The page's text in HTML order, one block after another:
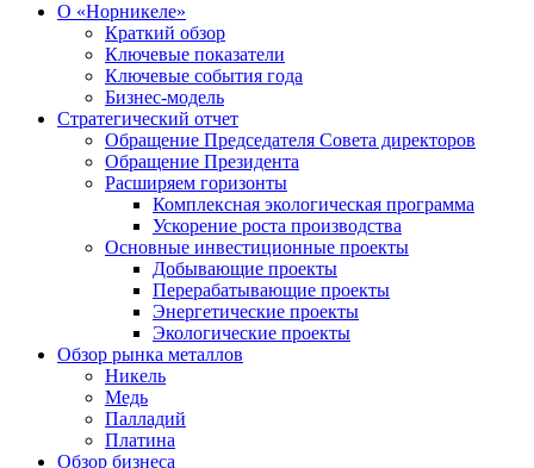
О «Норникеле»
Краткий обзор
Ключевые показатели
Ключевые события года
Бизнес-модель
Стратегический отчет
Обращение Председателя Совета директоров
Обращение Президента
Расширяем горизонты
Комплексная экологическая программа
Ускорение роста производства
Основные инвестиционные проекты
Добывающие проекты
Перерабатывающие проекты
Энергетические проекты
Экологические проекты
Обзор рынка металлов
Никель
Медь
Палладий
Платина
Обзор бизнеса